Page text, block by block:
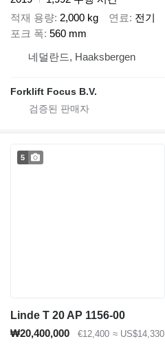
적재 용량 2,000 kg 연료 전기
포크 폭 560 mm
네덜란드, Haaksbergen
Forklift Focus B.V.
5
Linde T 20 AP 1156-00
₩20,400,000
€12,400 ≈ US$14,330